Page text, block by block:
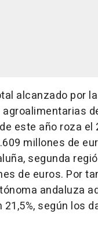
alcanzado por
este año roza el
millones de
segunda
de euros. Por
andaluza
21,5%, según los